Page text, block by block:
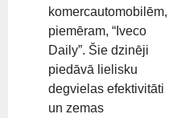
komercautomobilēm,
piemēram, “Iveco
Daily”. Šie dzinēji
piedāvā lielisku
degvielas efektivitāti
un zemas